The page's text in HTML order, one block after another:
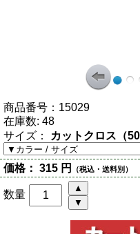
商品番号： 15029
在庫数: 48
サイズ： カットクロス（
価格： 315 円 （税込・送料別）
数量